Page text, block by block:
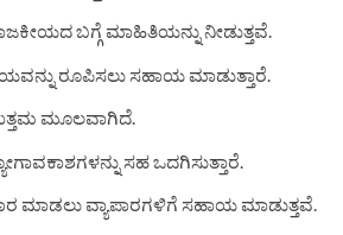
ಬಗ್ಗೆ ಮಾಹಿತಿಯನ್ನು ನೀಡುತ್ತವೆ.
ರೂಪಿಸಲು ಸಹಾಯ ಮಾಡುತ್ತಾರೆ.
ಉತ್ತಮ ಮೂಲವಾಗಿದೆ.
ಸಹ ಒದಗಿಸುತ್ತಾರೆ.
ಮಾಡಲು ವ್ಯಾಪಾರಗಳಿಗೆ ಸಹಾಯ ಮಾಡುತ್ತವೆ.